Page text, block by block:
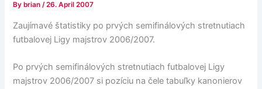
By brian/26. April 2007
Zaujímavé štatistiky po prvých semifinálových stretnutiach
futbalovej Ligy majstrov 2006/2007.
Po prvých semifinálových stretnutiach futbalovej Ligy
majstrov 2006/2007 si pozíciu na čele tabuľky kanonierov